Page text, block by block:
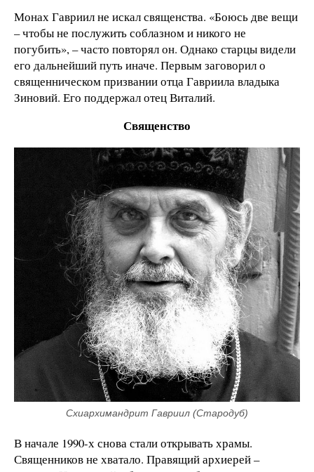
Монах Гавриил не искал священства. «Боюсь две вещи
– чтобы не послужить соблазном и никого не
погубить», – часто повторял он. Однако старцы видели
его дальнейший путь иначе. Первым заговорил о
священническом призвании отца Гавриила владыка
Зиновий. Его поддержал отец Виталий.
Священство
Схиархимандрит Гавриил (Стародуб)
В начале 1990-х снова стали открывать храмы.
Священников не хватало. Правящий архиерей –